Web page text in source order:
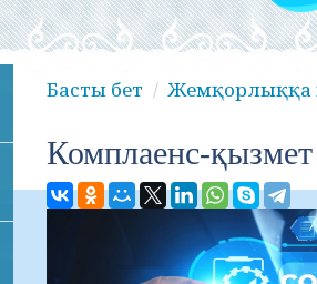
Басты бет Жемқорлыққа
Комплаенс-қызмет